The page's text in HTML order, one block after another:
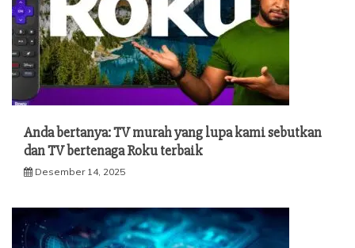
Anda bertanya: TV murah yang lupa kami sebutkan
dan TV bertenaga Roku terbaik
Desember 14, 2025